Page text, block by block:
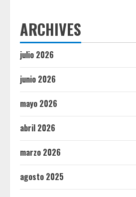
ARCHIVES
julio 2026
junio 2026
mayo 2026
abril 2026
marzo 2026
agosto 2025